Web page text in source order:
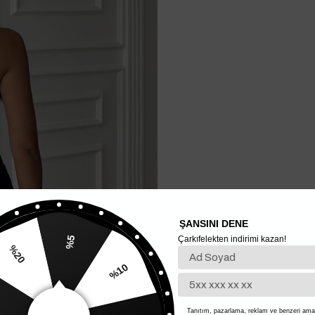
%5
%10
%20
ŞANSINI DENE
Çarkıfelekten indirimi kazan!
Tanıtım, pazarlama, reklam ve benzeri